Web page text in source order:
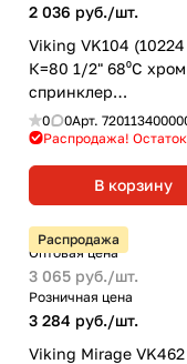
2 036 руб./шт.
Viking VK104 (10224
К=80 1/2" 68⁰С хром
спринклер
горизонтальный
0 0Арт.
Распродажа!
В корзину
Распродажа
Оптовая цена
3 065 руб./шт.
Розничная цена
3 284 руб./шт.
Viking Mirage VK462